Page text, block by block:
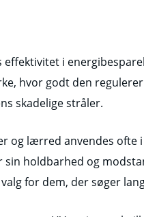
i
hvor godt den
skadelige stråler.
og lærred anvendes ofte
sin holdbarhed og
for dem, der søger